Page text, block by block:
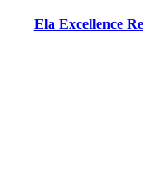
Ela Excellence